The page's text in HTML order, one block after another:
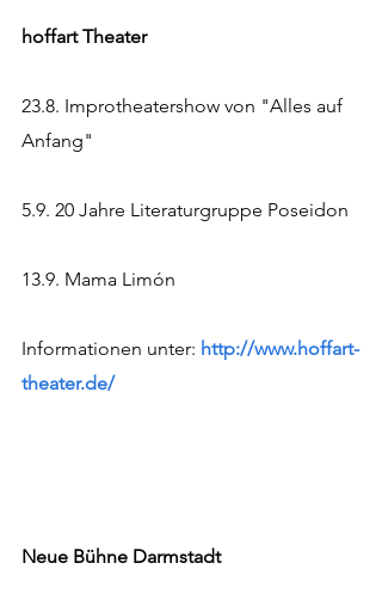
hoffart Theater
23.8. Improtheatershow von "Alles auf
Anfang"
5.9. 20 Jahre Literaturgruppe Poseidon
13.9. Mama Limón
Informationen unter: http://www.hoffart-
theater.de/
Neue Bühne Darmstadt